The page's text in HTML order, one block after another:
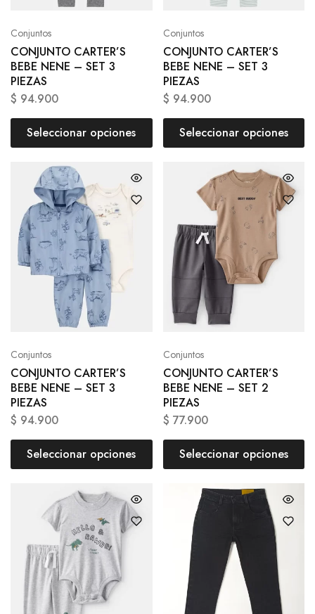
Conjuntos
CONJUNTO CARTER’S
BEBE NENE – SET 3
PIEZAS
$ 94.900
Seleccionar opciones
Conjuntos
CONJUNTO CARTER’S
BEBE NENE – SET 3
PIEZAS
$ 94.900
Seleccionar opciones
Conjuntos
CONJUNTO CARTER’S
BEBE NENE – SET 3
PIEZAS
$ 94.900
Seleccionar opciones
Conjuntos
CONJUNTO CARTER’S
BEBE NENE – SET 2
PIEZAS
$ 77.900
Seleccionar opciones